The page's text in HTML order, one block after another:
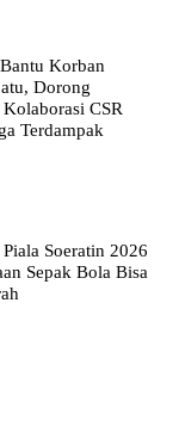
Korban
Dorong
CSR
Terdampak
Soeratin 2026
Sepak Bola Bisa